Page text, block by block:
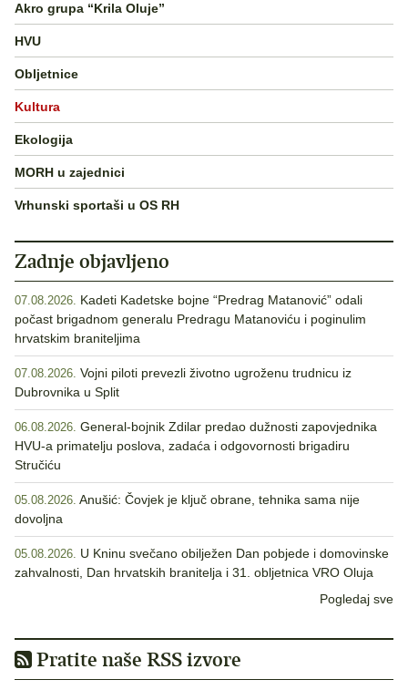
Akro grupa “Krila Oluje”
HVU
Obljetnice
Kultura
Ekologija
MORH u zajednici
Vrhunski sportaši u OS RH
Zadnje objavljeno
07.08.2026. Kadeti Kadetske bojne “Predrag Matanović” odali
počast brigadnom generalu Predragu Matanoviću i poginulim
hrvatskim braniteljima
07.08.2026. Vojni piloti prevezli životno ugroženu trudnicu iz
Dubrovnika u Split
06.08.2026. General-bojnik Zdilar predao dužnosti zapovjednika
HVU-a primatelju poslova, zadaća i odgovornosti brigadiru
Stručiću
05.08.2026. Anušić: Čovjek je ključ obrane, tehnika sama nije
dovoljna
05.08.2026. U Kninu svečano obilježen Dan pobjede i domovinske
zahvalnosti, Dan hrvatskih branitelja i 31. obljetnica VRO Oluja
Pogledaj sve
Pratite naše RSS izvore